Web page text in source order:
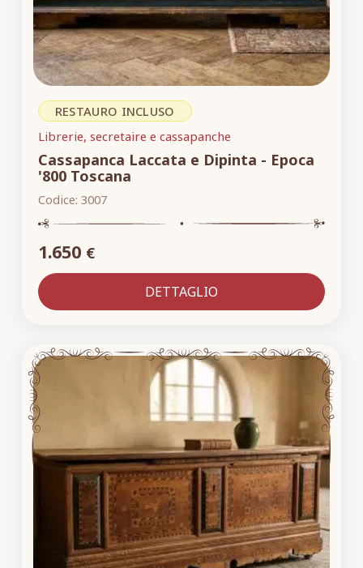
RESTAURO INCLUSO
Librerie, secretaire e cassapanche
Cassapanca Laccata e Dipinta - Epoca
'800 Toscana
Codice: 3007
1.650 €
DETTAGLIO